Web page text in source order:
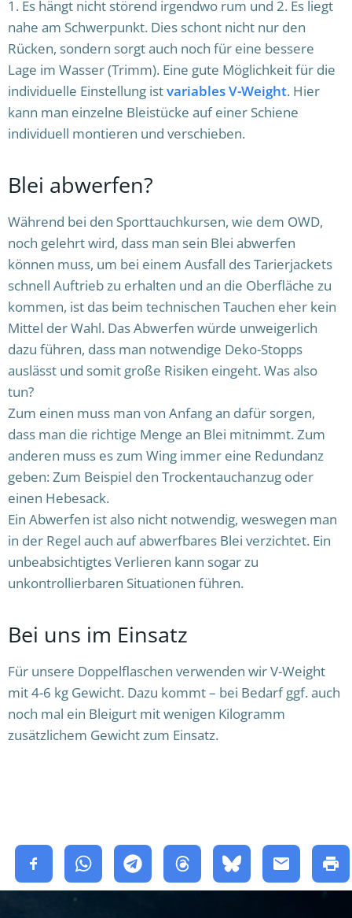
1. Es hängt nicht störend irgendwo rum und 2. Es liegt
nahe am Schwerpunkt. Dies schont nicht nur den
Rücken, sondern sorgt auch noch für eine bessere
Lage im Wasser (Trimm). Eine gute Möglichkeit für die
individuelle Einstellung istvariables V-Weight. Hier
kann man einzelne Bleistücke auf einer Schiene
individuell montieren und verschieben.
Blei abwerfen?
Während bei den Sporttauchkursen, wie dem OWD,
noch gelehrt wird, dass man sein Blei abwerfen
können muss, um bei einem Ausfall des Tarierjackets
schnell Auftrieb zu erhalten und an die Oberfläche zu
kommen, ist das beim technischen Tauchen eher kein
Mittel der Wahl. Das Abwerfen würde unweigerlich
dazu führen, dass man notwendige Deko-Stopps
auslässt und somit große Risiken eingeht. Was also
tun?
Zum einen muss man von Anfang an dafür sorgen,
dass man die richtige Menge an Blei mitnimmt. Zum
anderen muss es zum Wing immer eine Redundanz
geben: Zum Beispiel den Trockentauchanzug oder
einen Hebesack.
Ein Abwerfen ist also nicht notwendig, weswegen man
in der Regel auch auf abwerfbares Blei verzichtet. Ein
unbeabsichtigtes Verlieren kann sogar zu
unkontrollierbaren Situationen führen.
Bei uns im Einsatz
Für unsere Doppelflaschen verwenden wir V-Weight
mit 4-6 kg Gewicht. Dazu kommt – bei Bedarf ggf. auch
noch mal ein Bleigurt mit wenigen Kilogramm
zusätzlichem Gewicht zum Einsatz.